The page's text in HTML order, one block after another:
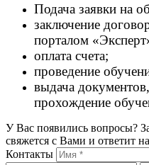
Подача заявки на
заключение
порталом
оплата счета;
проведение
выдача
прохождение
У Вас появились вопросы?
свяжется с Вами и ответит
Контакты